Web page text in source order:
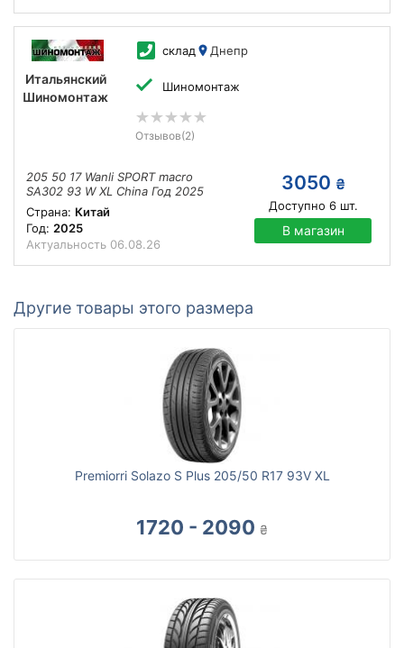
Итальянский
Шиномонтаж
склад Днепр
Шиномонтаж
Отзывов(2)
205 50 17 Wanli SPORT macro
SA302 93 W XL China Год 2025
Страна: Китай
Год: 2025
Актуальность 06.08.26
3050 ₴
Доступно 6шт.
В магазин
Другие товары этого размера
Premiorri Solazo S Plus 205/50 R17 93V XL
1720 - 2090 ₴